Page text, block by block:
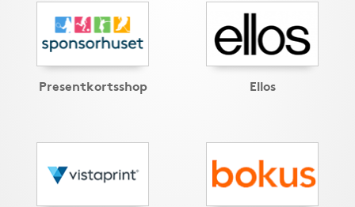
Presentkortsshop Ellos